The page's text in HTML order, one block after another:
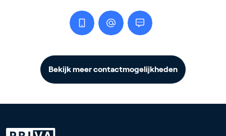
Bekijk meer contactmogelijkheden